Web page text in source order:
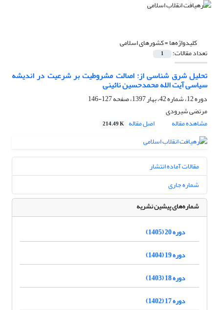
کلیدواژه‌ها =کشورهای اسلامی
تعداد مقالات: 1
تحلیل شرق شناسی از: اصالت مشروطیت بر شرعیت در اندیشه
سیاسی آیت الله محمدحسین نائینی
دوره 12، شماره 42، بهار 1397، صفحه
127-146
مرتضی شیرودی
مشاهده مقاله
اصل مقاله 214.49 K
مقالات آماده انتشار
شماره جاری
شماره‌های پیشین نشریه
دوره 20 (1405)
دوره 19 (1404)
دوره 18 (1403)
دوره 17 (1402)